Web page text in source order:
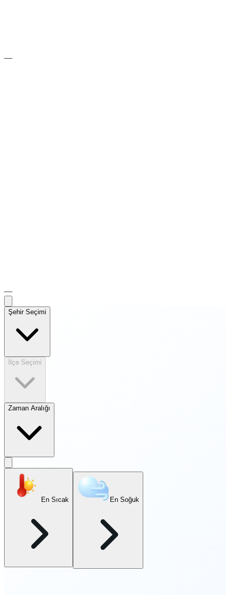
—
—
Şehir Seçimi
İlçe Seçimi
Zaman Aralığı
En Sıcak En Soğuk